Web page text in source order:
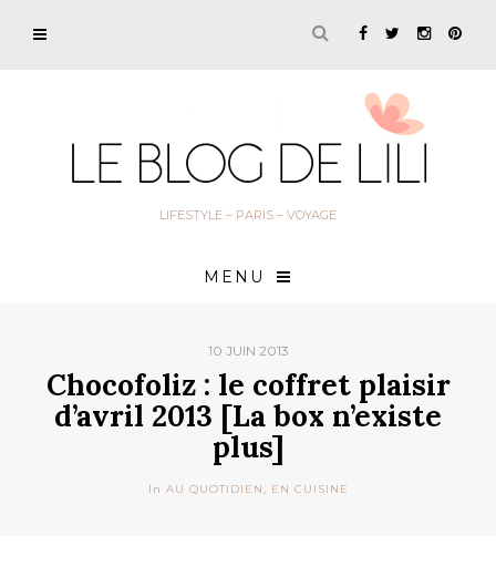
LIFESTYLE – PARIS – VOYAGE
MENU
10 JUIN 2013
Chocofoliz : le coffret plaisir
d’avril 2013 [La box n’existe
plus]
In AU QUOTIDIEN, EN CUISINE